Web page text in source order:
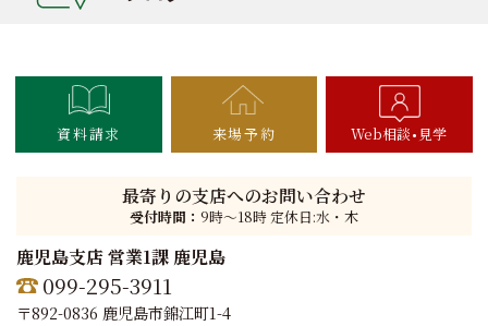
資料請求 来場予約 Web相談 見学
最寄りの支店へのお問い合わせ
受付時間： 9時〜18時 定休日:水・木
鹿児島支店 営業1課 鹿児島
099-295-3911
〒892-0836 鹿児島市錦江町1-4